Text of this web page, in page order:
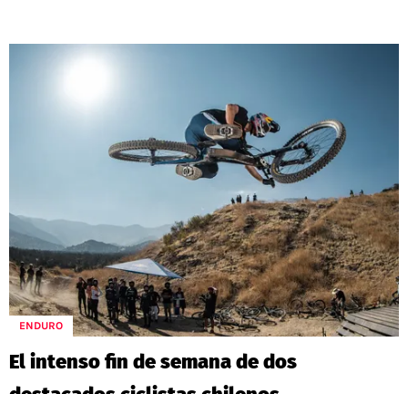
ENDURO
El intenso fin de semana de dos